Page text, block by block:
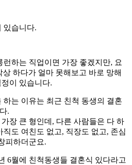
있습니다.
런하는 직업이면 가장 좋겠지만, 요
하다가 얼마 못해보고 바로 망해
이 있습니다.
는 이유는 최근 친척 동생의 결혼
.
장 큰 형인데, 다른 사람들은 다 하
도 여친도 없고, 직장도 없고, 존심
피하더군요.
6월에 친척동생들 결혼식 있다라고